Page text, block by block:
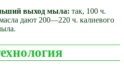
выход мыла: так, 100 ч.
дают 200—220 ч. калиевого